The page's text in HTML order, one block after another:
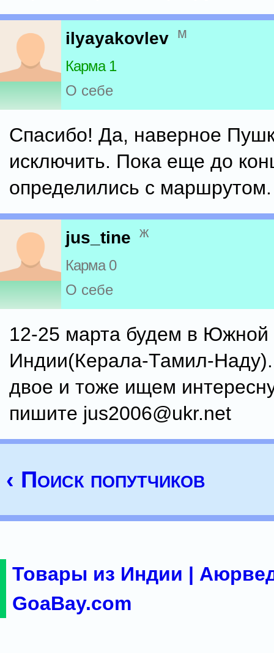
ilyayakovlev м
Карма 1
О себе
Спасибо! Да, наверное
исключить. Пока еще до
определились с маршрутом.
jus_tine ж
Карма 0
О себе
12-25 марта будем в Южной
Индии(Керала-Тамил-
двое и тоже ищем
пишите jus2006@ukr.net
‹ Поиск попутчиков
Товары из Индии |
GoaBay.com